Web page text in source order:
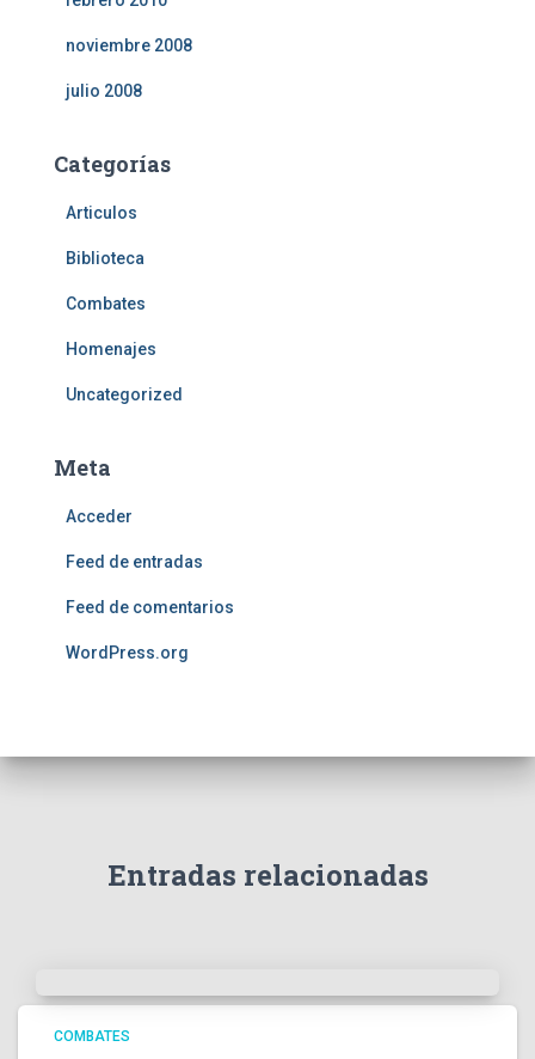
noviembre 2008
julio 2008
Categorías
Articulos
Biblioteca
Combates
Homenajes
Uncategorized
Meta
Acceder
Feed de entradas
Feed de comentarios
WordPress.org
Entradas relacionadas
COMBATES